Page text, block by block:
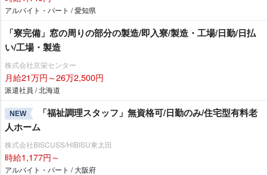
アルバイト・パート / 愛知県
「寮完備」窓の周りの部分の製造/即入寮/製造・工場/日勤/日払
い/工場・製造
株式会社京栄センター
月給21万円～26万2,500円
派遣社員 / 北海道
NEW
「福祉調理スタッフ」無資格可/日勤のみ/住宅型有料老
人ホーム
株式会社BISCUSS/HIBISU東太田
時給1,177円～
アルバイト・パート / 大阪府